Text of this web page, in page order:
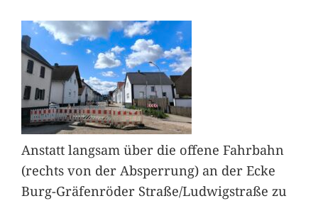
Anstatt langsam über die offene Fahrbahn
(rechts von der Absperrung) an der Ecke
Burg-Gräfenröder Straße/Ludwigstraße zu